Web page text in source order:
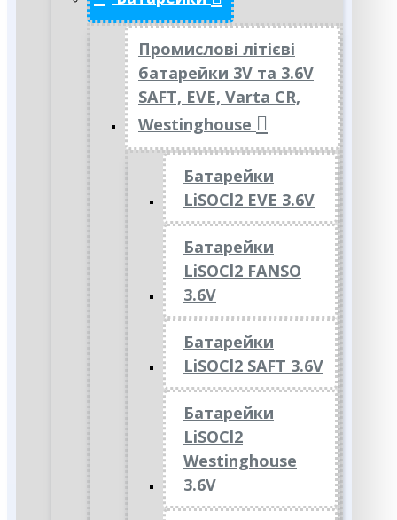
Промислові літієві
батарейки 3V та 3.6V
SAFT, EVE, Varta CR,
Westinghouse
Батарейки
LiSOCl2 EVE 3.6V
Батарейки
LiSOCl2 FANSO
3.6V
Батарейки
LiSOCl2 SAFT 3.6V
Батарейки
LiSOCl2
Westinghouse
3.6V